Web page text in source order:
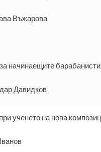
Въжарова
начинаещите
Давидков
ученето на нова